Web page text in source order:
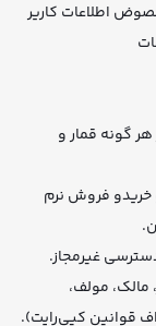
اطلاعات كارير
گونه قمار و
فروش نرم
غیرمجاز.
مولف،
قوانین کپی‌رایت).